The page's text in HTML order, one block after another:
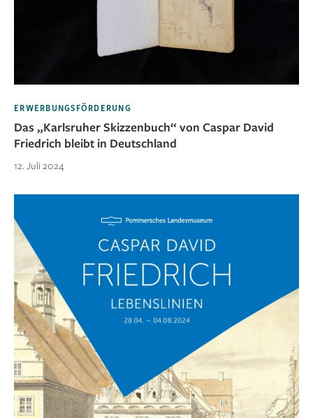
ERWERBUNGSFÖRDERUNG
Das „Karlsruher Skizzenbuch“ von Caspar David
Friedrich bleibt in Deutschland
12. Juli 2024